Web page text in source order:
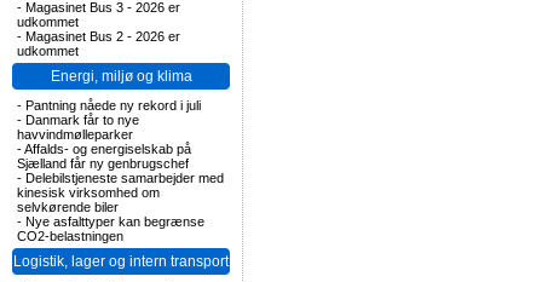
- Magasinet Bus 3 - 2026 er
udkommet
- Magasinet Bus 2 - 2026 er
udkommet
Energi, miljø og klima
- Pantning nåede ny rekord i juli
- Danmark får to nye
havvindmølleparker
-Affalds- og energiselskab på
Sjælland får ny genbrugschef
- Delebilstjeneste samarbejder med
kinesisk virksomhed om
selvkørende biler
- Nye asfalttyper kan begrænse
CO2-belastningen
Logistik, lager og intern transport